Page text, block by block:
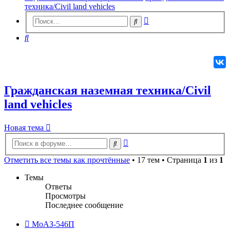
техника/Civil land vehicles
Поиск
Поиск
Гражданская наземная техника/Civil
land vehicles
Новая
тема
Новая тема
Поиск
Отметить все темы как прочтённые • 17 тем • Страница 1 из 1
Темы
Ответы
Просмотры
Последнее сообщение
МоАЗ-546П